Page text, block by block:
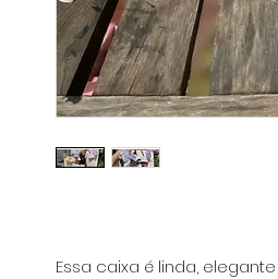
Essa caixa é linda,